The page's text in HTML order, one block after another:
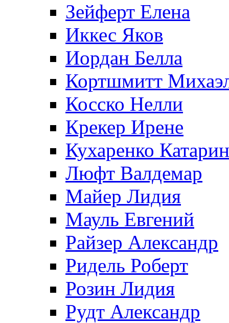
Зейферт Елена
Иккес Яков
Иордан Белла
Кортшмитт
Косско Нелли
Крекер Ирене
Кухаренко
Люфт Валдемaр
Майер Лидия
Мауль Евгений
Райзер Александр
Ридель Роберт
Розин Лидия
Рудт Александр